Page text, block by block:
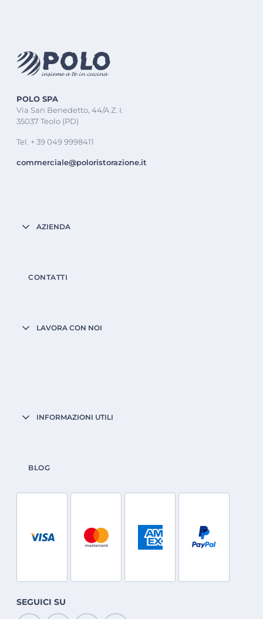
POLO SPA
Via San Benedetto, 44/A Z. I.
35037 Teolo (PD)
Tel. + 39 049 9998411
commerciale@poloristorazione.it
AZIENDA
CONTATTI
LAVORA CON NOI
INFORMAZIONI UTILI
BLOG
SEGUICI SU